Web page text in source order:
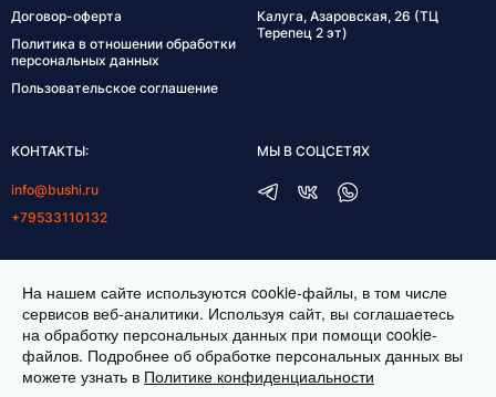
Договор-оферта
Политика в отношении обработки
персональных данных
Пользовательское соглашение
Калуга, Азаровская, 26 (ТЦ
Терепец 2 эт)
КОНТАКТЫ:
info@bushi.ru
+79533110132
пн-пт 10:00-19:00
сб 11:00-17:00
МЫ В СОЦСЕТЯХ
На нашем сайте используются cookie-файлы, в том числе
сервисов веб-аналитики. Используя сайт, вы соглашаетесь
на обработку персональных данных при помощи cookie-
файлов. Подробнее об обработке персональных данных вы
можете узнать в Политике конфиденциальности